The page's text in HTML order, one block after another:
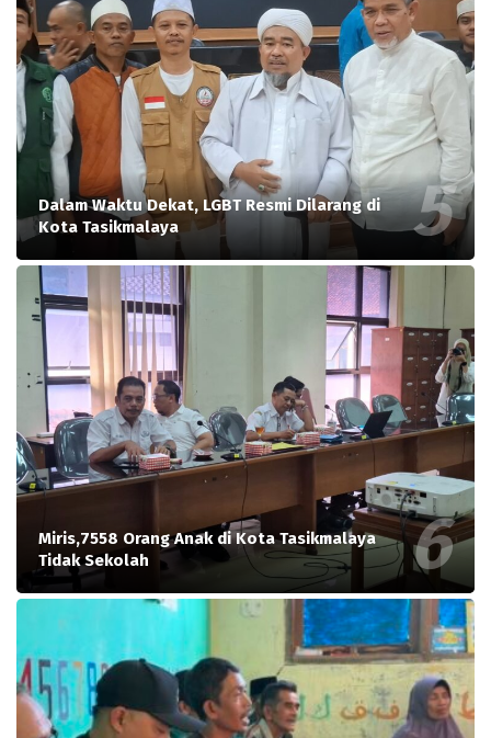
Dalam Waktu Dekat, LGBT Resmi Dilarang di
Kota Tasikmalaya
Miris,7558 Orang Anak di Kota Tasikmalaya
Tidak Sekolah